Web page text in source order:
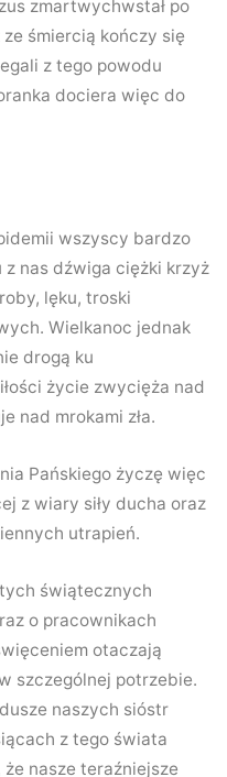
zmartwychwstał po
śmiercią kończy się
z tego powodu
dociera więc do
wszyscy bardzo
nas dźwiga ciężki krzyż
lęku, troski
Wielkanoc jednak
drogą ku
życie zwycięża nad
nad mrokami zła.
Pańskiego życzę więc
z wiary siły ducha oraz
utrapień.
świątecznych
o pracownikach
otaczają
szczególnej potrzebie.
naszych sióstr
z tego świata
że nasze teraźniejsze